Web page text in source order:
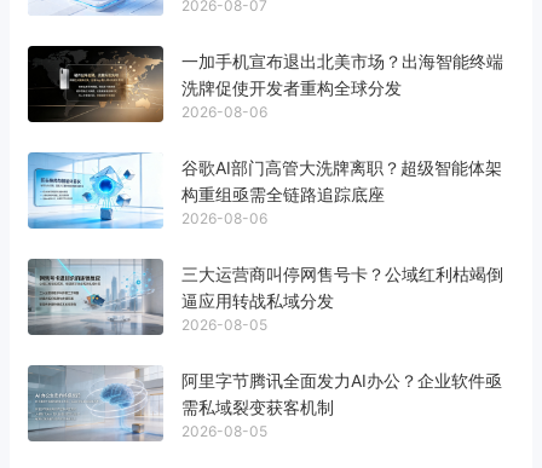
2026-08-07
一加手机宣布退出北美市场？出海智能终端
洗牌促使开发者重构全球分发
2026-08-06
谷歌AI部门高管大洗牌离职？超级智能体架
构重组亟需全链路追踪底座
2026-08-06
三大运营商叫停网售号卡？公域红利枯竭倒
逼应用转战私域分发
2026-08-05
阿里字节腾讯全面发力AI办公？企业软件亟
需私域裂变获客机制
2026-08-05